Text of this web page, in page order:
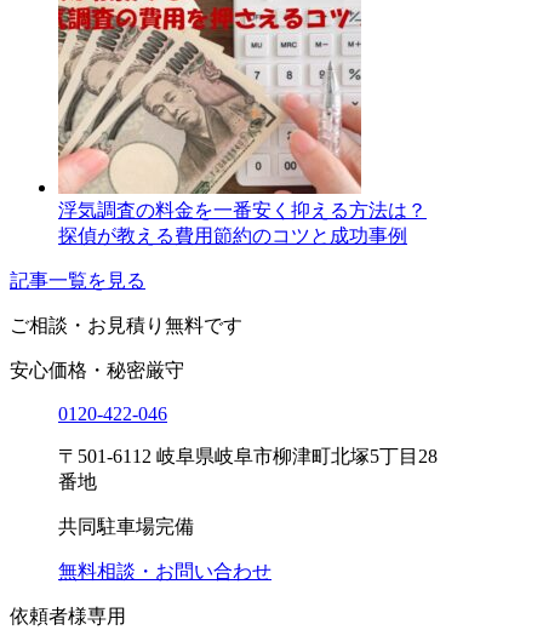
浮気調査の料金を一番安く抑える方法は？
探偵が教える費用節約のコツと成功事例
記事一覧を見る
ご相談・お見積り 無料です
安心価格・秘密厳守
0120-422-046
〒501-6112 岐阜県岐阜市柳津町北塚5丁目28
番地
共同駐車場完備
無料相談・お問い合わせ
依頼者様専用